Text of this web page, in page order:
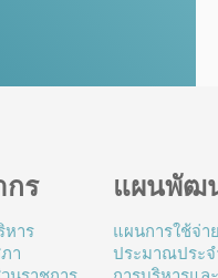
ร
าร
า
แผนพัฒ
แผนการใช้จ่า
ประมาณประ